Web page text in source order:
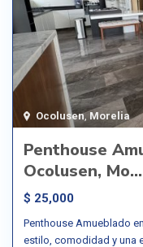
Ocolusen, Morelia
Penthouse
Ocolusen, Mo...
$ 25,000
Penthouse Amueblado
estilo, comodidad y una